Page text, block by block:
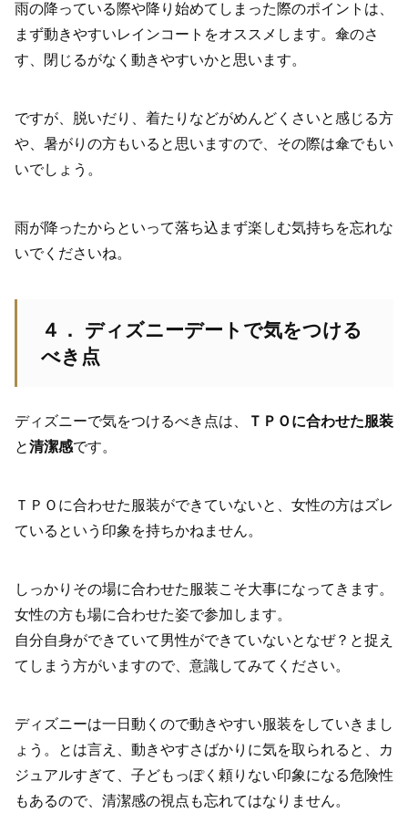
雨の降っている際や降り始めてしまった際のポイントは、
まず動きやすいレインコートをオススメします。傘のさ
す、閉じるがなく動きやすいかと思います。
ですが、脱いだり、着たりなどがめんどくさいと感じる方
や、暑がりの方もいると思いますので、その際は傘でもい
いでしょう。
雨が降ったからといって落ち込まず楽しむ気持ちを忘れな
いでくださいね。
４． ディズニーデートで気をつける
べき点
ディズニーで気をつけるべき点は、
ＴＰＯに合わせた服装
と清潔感です。
ＴＰＯに合わせた服装ができていないと、女性の方はズレ
ているという印象を持ちかねません。
しっかりその場に合わせた服装こそ大事になってきます。
女性の方も場に合わせた姿で参加します。
自分自身ができていて男性ができていないとなぜ？と捉え
てしまう方がいますので、意識してみてください。
ディズニーは一日動くので動きやすい服装をしていきまし
ょう。とは言え、動きやすさばかりに気を取られると、カ
ジュアルすぎて、子どもっぽく頼りない印象になる危険性
もあるので、清潔感の視点も忘れてはなりません。